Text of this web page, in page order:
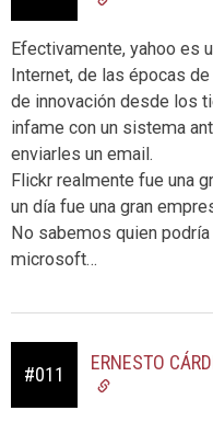
Efectivamente, yahoo es
Internet, de las épocas
de innovación desde los
infame con un sistema
enviarles un email.
Flickr realmente fue una
un día fue una gran
No sabemos quien
microsoft…
#011
ERNESTO